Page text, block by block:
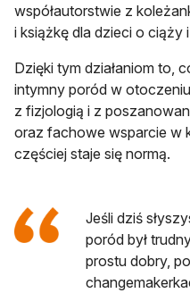
współautorstwie z
i książkę dla dzieci o ciąży
Dzięki tym działaniom to,
intymny poród w
z fizjologią i z
oraz fachowe wsparcie w
częściej staje się normą.
Jeśli dziś
poród był
prostu dobry,